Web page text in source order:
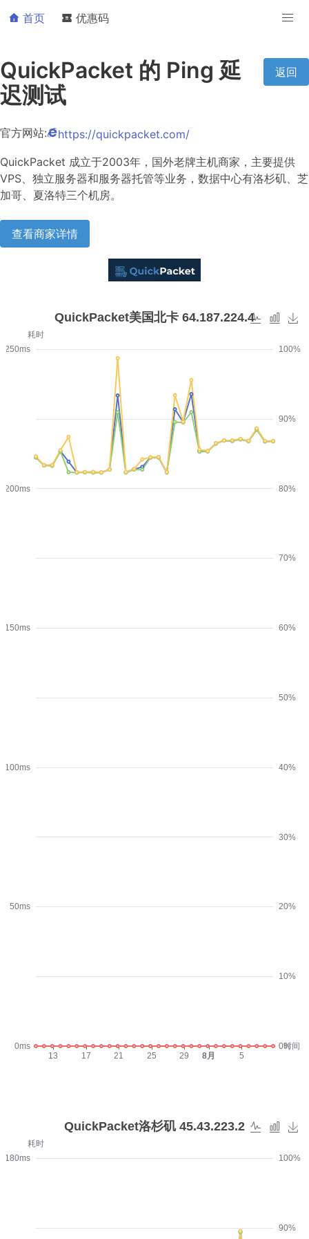
首页 优惠码
QuickPacket 的 Ping 延
迟测试
返回
官方网站:
https://quickpacket.com/
QuickPacket 成立于2003年，国外老牌主机商家，主要提供
VPS、独立服务器和服务器托管等业务，数据中心有洛杉矶、芝
加哥、夏洛特三个机房。
查看商家详情
耗时
时间
0ms
50ms
100ms
150ms
200ms
250ms
0%
10%
20%
30%
40%
50%
60%
70%
80%
90%
100%
13 17 21 25 29 8月 5
QuickPacket美国北卡 64.187.224.4
耗时
180ms
90%
100%
QuickPacket洛杉矶 45.43.223.2